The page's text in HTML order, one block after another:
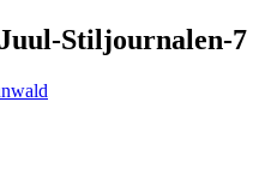
Stiljournalen-7